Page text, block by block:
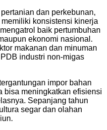
dan perkebunan,
konsistensi kinerja
baik pertumbuhan
ekonomi nasional.
makanan dan minuman
industri non-migas
impor bahan
bisa meningkatkan efisiensi
Sepanjang tahun
segar dan olahan